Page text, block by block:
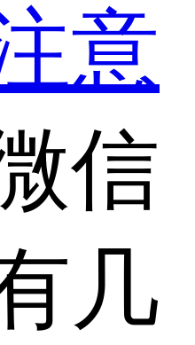
意
信
几